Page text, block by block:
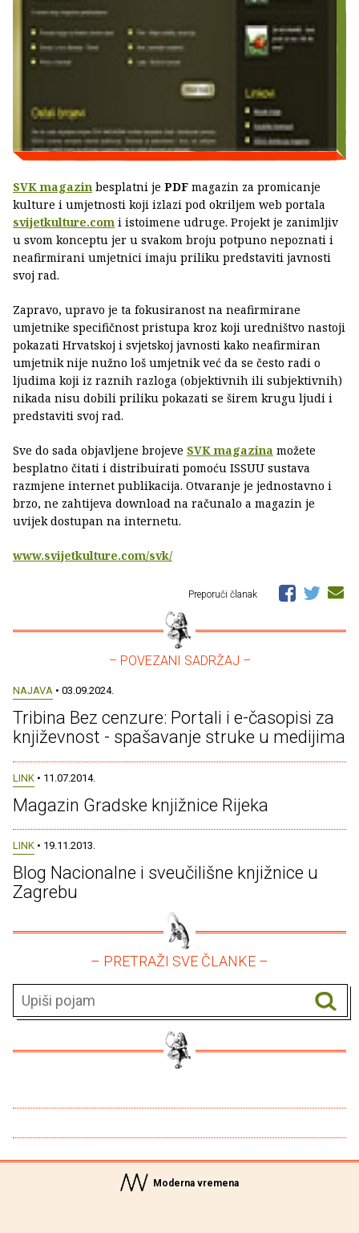
SVK magazin besplatni je PDF magazin za promicanje
kulture i umjetnosti koji izlazi pod okriljem web portala
svijetkulture.com i istoimene udruge. Projekt je zanimljiv
u svom konceptu jer u svakom broju potpuno nepoznati i
neafirmirani umjetnici imaju priliku predstaviti javnosti
svoj rad.
Zapravo, upravo je ta fokusiranost na neafirmirane
umjetnike specifičnost pristupa kroz koji uredništvo nastoji
pokazati Hrvatskoj i svjetskoj javnosti kako neafirmiran
umjetnik nije nužno loš umjetnik već da se često radi o
ljudima koji iz raznih razloga (objektivnih ili subjektivnih)
nikada nisu dobili priliku pokazati se širem krugu ljudi i
predstaviti svoj rad.
Sve do sada objavljene brojeve SVK magazina možete
besplatno čitati i distribuirati pomoću ISSUU sustava
razmjene internet publikacija. Otvaranje je jednostavno i
brzo, ne zahtijeva download na računalo a magazin je
uvijek dostupan na internetu.
www.svijetkulture.com/svk/
Preporuči članak
– POVEZANI SADRŽAJ –
NAJAVA • 03.09.2024.
Tribina Bez cenzure: Portali i e-časopisi za
književnost - spašavanje struke u medijima
LINK • 11.07.2014.
Magazin Gradske knjižnice Rijeka
LINK • 19.11.2013.
Blog Nacionalne i sveučilišne knjižnice u
Zagrebu
– PRETRAŽI SVE ČLANKE –
Moderna vremena